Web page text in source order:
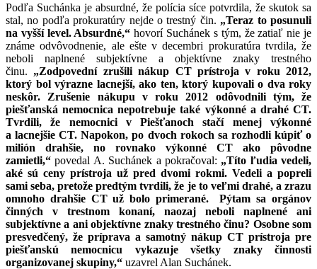
Podľa Suchánka je absurdné, že polícia síce potvrdila, že skutok sa
stal, no podľa prokuratúry nejde o trestný čin. „Teraz to posunuli
na vyšší level. Absurdné,“ hovorí Suchánek s tým, že zatiaľ nie je
známe odvôvodnenie, ale ešte v decembri prokuratúra tvrdila, že
neboli naplnené subjektívne a objektívne znaky trestného
činu. „Zodpovední zrušili nákup CT prístroja v roku 2012,
ktorý bol výrazne lacnejší, ako ten, ktorý kupovali o dva roky
neskôr. Zrušenie nákupu v roku 2012 odôvodnili tým, že
piešťanská nemocnica nepotrebuje také výkonné a drahé CT.
Tvrdili, že nemocnici v Piešťanoch stačí menej výkonné
a lacnejšie CT. Napokon, po dvoch rokoch sa rozhodli kúpiť o
milión drahšie, no rovnako výkonné CT ako pôvodne
zamietli,“ povedal A. Suchánek a pokračoval: „Títo ľudia vedeli,
aké sú ceny prístroja už pred dvomi rokmi. Vedeli a popreli
sami seba, pretože predtým tvrdili, že je to veľmi drahé, a zrazu
omnoho drahšie CT už bolo primerané. Pýtam sa orgánov
činných v trestnom konaní, naozaj neboli naplnené ani
subjektívne a ani objektívne znaky trestného činu? Osobne som
presvedčený, že príprava a samotný nákup CT prístroja pre
piešťanskú nemocnicu vykazuje všetky znaky činnosti
organizovanej skupiny,“ uzavrel Alan Suchánek.